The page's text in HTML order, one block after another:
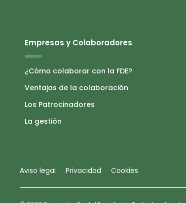
Empresas y Colaboradores
¿Cómo colaborar con la FDE?
Ventajas de la colaboración
Los Patrocinadores
La gestión
Aviso legal Privacidad Cookies